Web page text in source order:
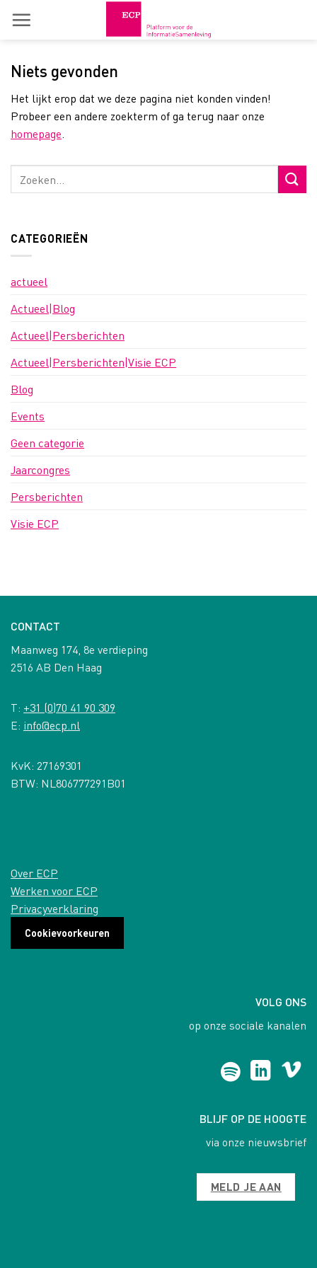
Niets gevonden
Het lijkt erop dat we deze pagina niet konden vinden!
Probeer een andere zoekterm of ga terug naar onze
homepage
CATEGORIEËN
actueel
Actueel|Blog
Actueel|Persberichten
Actueel|Persberichten|Visie ECP
Blog
Events
Geen categorie
Jaarcongres
Persberichten
Visie ECP
CONTACT
Maanweg 174, 8e verdieping
2516 AB Den Haag
T: +31 (0)70 41 90 309
E: info@ecp.nl
KvK: 27169301
BTW: NL806777291B01
Over ECP
Werken voor ECP
Privacyverklaring
Cookievoorkeuren
VOLG ONS
op onze sociale kanalen
BLIJF OP DE HOOGTE
via onze nieuwsbrief
MELD JE AAN